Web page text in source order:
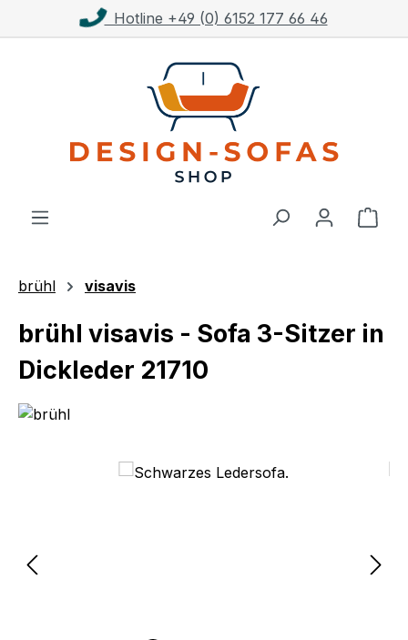
Zum Hauptinhalt springen
+49 (0) 6152 177 66 46
brühl visavis
brühl visavis - Sofa 3-Sitzer in
Dickleder 21710
Bildergalerie überspringen